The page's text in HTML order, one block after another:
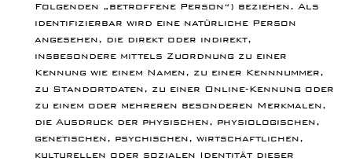
Folgenden „betroffene Person“) beziehen. Als
identifizierbar wird eine natürliche Person
angesehen, die direkt oder indirekt,
insbesondere mittels Zuordnung zu einer
Kennung wie einem Namen, zu einer Kennnummer,
zu Standortdaten, zu einer Online-Kennung oder
zu einem oder mehreren besonderen Merkmalen,
die Ausdruck der physischen, physiologischen,
genetischen, psychischen, wirtschaftlichen,
kulturellen oder sozialen Identität dieser